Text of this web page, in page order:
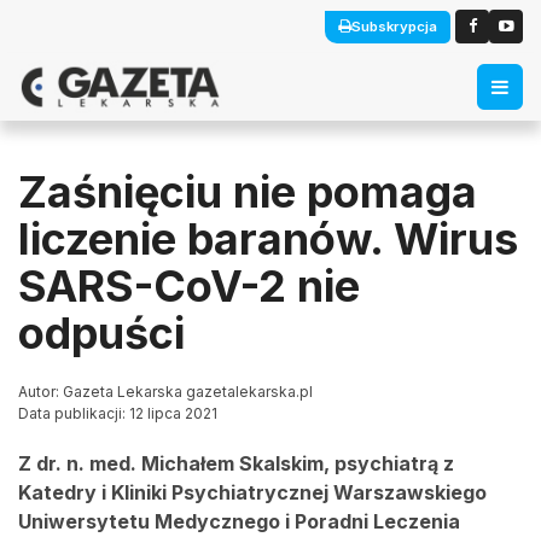
Subskrypcja
Zaśnięciu nie pomaga
liczenie baranów. Wirus
SARS-CoV-2 nie
odpuści
Autor: Gazeta Lekarska gazetalekarska.pl
Data publikacji: 12 lipca 2021
Z dr. n. med. Michałem Skalskim, psychiatrą z
Katedry i Kliniki Psychiatrycznej Warszawskiego
Uniwersytetu Medycznego i Poradni Leczenia